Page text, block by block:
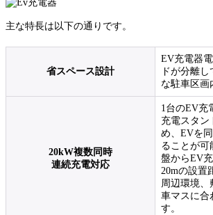
主な特長は以下の通りです。
省スペース設計
EV充電器
ドが分離
な駐車区画
20kW複数同時
連続充電対応
1台のEV充
充電スタン
め、EVを
ることが可
盤からEV
20mの設置
周辺環境、
車マスに合
す。